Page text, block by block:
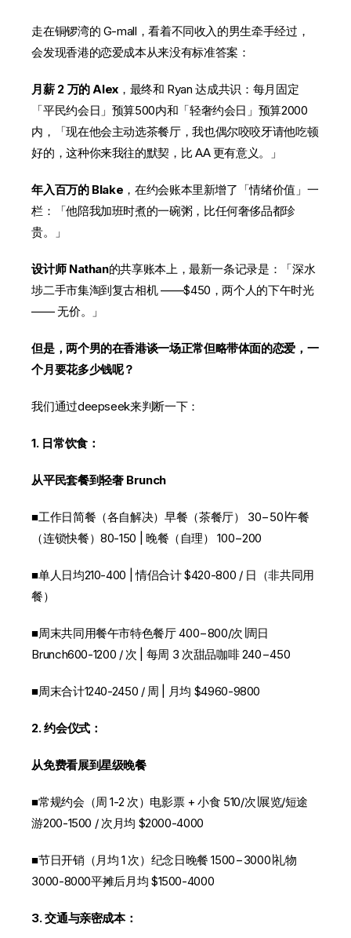
走在铜锣湾的 G-mall，看着不同收入的男生牵手经过，
会发现香港的恋爱成本从来没有标准答案：
月薪 2 万的 Alex ，最终和 Ryan 达成共识：每月固定
「平民约会日」预算500内和「轻奢约会日」预算2000
内，「现在他会主动选茶餐厅，我也偶尔咬咬牙请他吃顿
好的，这种你来我往的默契，比 AA 更有意义。」
年入百万的 Blake ，在约会账本里新增了「情绪价值」一
栏：「他陪我加班时煮的一碗粥，比任何奢侈品都珍
贵。」
设计师 Nathan的共享账本上，最新一条记录是：「深水
埗二手市集淘到复古相机 ——$450，两个人的下午时光
—— 无价。」
但是，两个男的在香港谈一场正常但略带体面的恋爱，一
个月要花多少钱呢？
我们通过deepseek来判断一下：
1. 日常饮食：
从平民套餐到轻奢 Brunch
■工作日简餐（各自解决）早餐（茶餐厅） 30−50∣午餐
（连锁快餐）80-150 | 晚餐（自理） 100−200
■单人日均210-400 | 情侣合计 $420-800 / 日（非共同用
餐）
■周末共同用餐午市特色餐厅 400−800/次∣周日
Brunch600-1200 / 次 | 每周 3 次甜品咖啡 240−450
■周末合计1240-2450 / 周 | 月均 $4960-9800
2. 约会仪式：
从免费看展到星级晚餐
■常规约会（周 1-2 次）电影票 + 小食 510/次∣展览/短途
游200-1500 / 次月均 $2000-4000
■节日开销（月均 1 次）纪念日晚餐 1500−3000∣礼物
3000-8000平摊后月均 $1500-4000
3. 交通与亲密成本：